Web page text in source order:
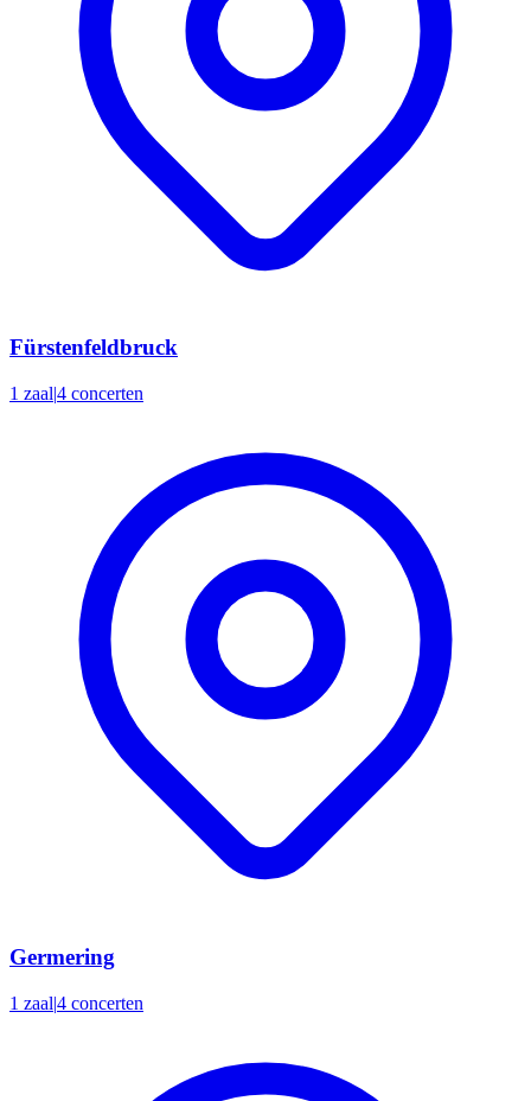
Fürstenfeldbruck
1 zaal|4 concerten
Germering
1 zaal|4 concerten